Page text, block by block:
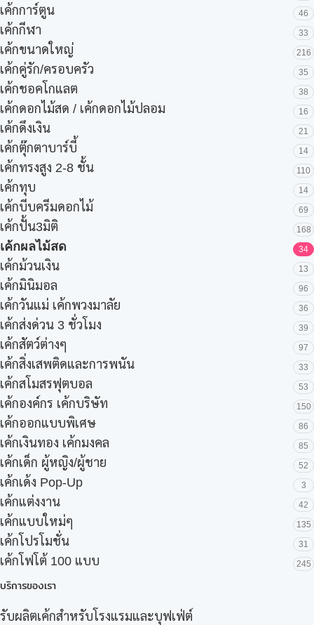
เค้กการ์ตูน 46
เค้กกีฬา 33
เค้กขนาดใหญ่ 216
เค้กคู่รัก/ครอบครัว 35
เค้กชอคโกแลต 38
เค้กดอกไม้สด / เค้กดอกไม้ปลอม 16
เค้กดึงเงิน 21
เค้กตุ๊กตาบาร์บี้ 14
เค้กทรงสูง 2-8 ชั้น 110
เค้กทุบ 14
เค้กบีบครีมดอกไม้ 69
เค้กปั้น3มิติ 168
เค้กผลไม้สด 34
เค้กม้วนเงิน 13
เค้กมินิมอล 96
เค้กวันแม่ เค้กพวงมาลัย 36
เค้กส่งด่วน 3 ชั่วโมง 39
เค้กสัตว์ต่างๆ 97
เค้กสิ่งเสพติดและการพนัน 33
เค้กสโมสรฟุตบอล 53
เค้กองค์กร เค้กบริษัท 150
เค้กออกแบบพิเศษ 86
เค้กเงินทอง เค้กมงคล 85
เค้กเด็ก ผู้หญิง/ผู้ชาย 52
เค้กเด้ง Pop-Up 3
เค้กแต่งงาน 42
เค้กแบบใหม่ๆ 135
เค้กโปรโมชั่น 31
เค้กโฟโต้ 100 แบบ 245
บริการของเรา
รับผลิตเค้กสำหรับโรงแรมและบุฟเฟ่ต์